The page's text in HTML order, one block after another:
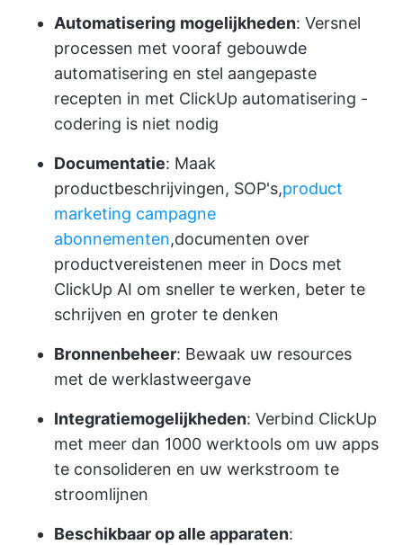
Automatisering mogelijkheden: Versnel
processen met vooraf gebouwde
automatisering en stel aangepaste
recepten in met ClickUp automatisering -
codering is niet nodig
Documentatie: Maak
productbeschrijvingen, SOP's,product
marketing campagne
abonnementen,documenten over
productvereistenen meer in Docs met
ClickUp AI om sneller te werken, beter te
schrijven en groter te denken
Bronnenbeheer: Bewaak uw resources
met de werklastweergave
Integratiemogelijkheden: Verbind ClickUp
met meer dan 1000 werktools om uw apps
te consolideren en uw werkstroom te
stroomlijnen
Beschikbaar op alle apparaten: